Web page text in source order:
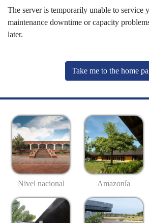
The server is temporarily unable to service
maintenance downtime or capacity
later.
Take me to the home
Nivel nacional Amazonía